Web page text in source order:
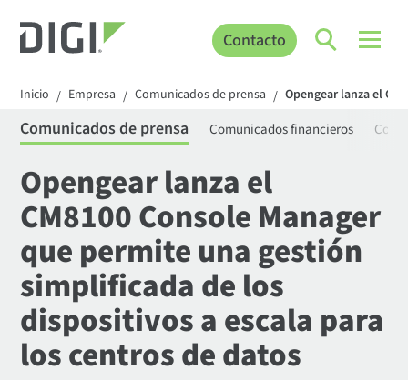
Contacto
Inicio / Empresa / Comunicados de prensa / Opengear lanza el
Comunicados de prensa Comunicados financieros
Opengear lanza el
CM8100 Console Manager
que permite una gestión
simplificada de los
dispositivos a escala para
los centros de datos